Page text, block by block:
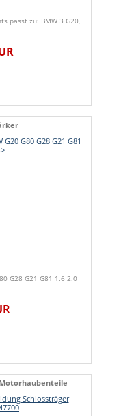
passt zu: BMW 3 G20,
G28 G21 G81 1.6 2.0